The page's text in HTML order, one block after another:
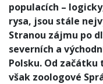
populacích –
rysa, jsou stále
Stranou zájmu po
severních a
Polsku. Od
však zoologové